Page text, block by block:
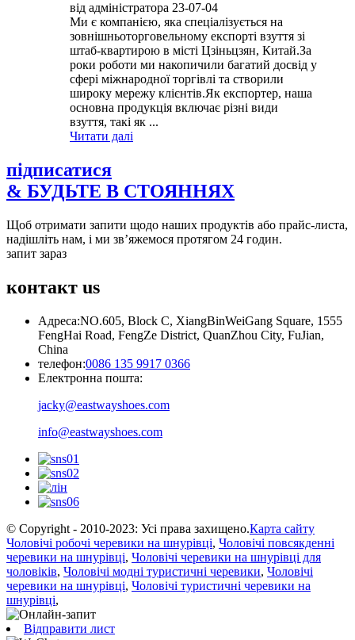
від адміністратора 23-07-04
Ми є компанією, яка спеціалізується на
зовнішньоторговельному експорті взуття зі
штаб-квартирою в місті Цзіньцзян, Китай.За
роки роботи ми накопичили багатий досвід у
сфері міжнародної торгівлі та створили
широку мережу клієнтів.Як експортер, наша
основна продукція включає різні види
взуття, такі як ...
Читати далі
підписатися
& БУДЬТЕ В СТОЯННЯХ
Щоб отримати запити щодо наших продуктів або прайс-листа,
надішліть нам, і ми зв’яжемося протягом 24 годин.
запит зараз
контакт us
Адреса:NO.605, Block C, XiangBinWeiGang Square, 1555
FengHai Road, FengZe District, QuanZhou City, FuJian,
China
телефон:0086 135 9917 0366
Електронна пошта:
jacky@eastwayshoes.com
info@eastwayshoes.com
© Copyright - 2010-2023: Усі права захищено.Карта сайту
Чоловічі робочі черевики на шнурівці, Чоловічі повсякденні
черевики на шнурівці, Чоловічі черевики на шнурівці для
чоловіків, Чоловічі модні туристичні черевики, Чоловічі
черевики на шнурівці, Чоловічі туристичні черевики на
шнурівці,
Відправити лист